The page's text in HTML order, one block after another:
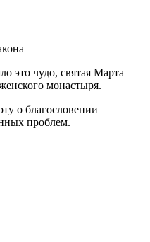
это чудо, святая Марта
монастыря.
о благословении
проблем.